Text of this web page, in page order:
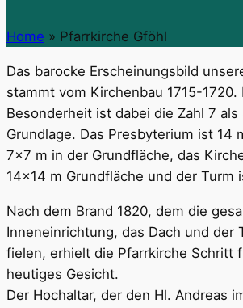
Home » Pfarrkirche Gföhl
Das barocke Erscheinungsbild
stammt vom Kirchenbau 1715-1720.
Besonderheit ist dabei die Zahl 7
Grundlage. Das Presbyterium ist 14
7x7 m in der Grundfläche, das
14x14 m Grundfläche und der Turm
Nach dem Brand 1820, dem die
Inneneinrichtung, das Dach und der
fielen, erhielt die Pfarrkirche Schritt
heutiges Gesicht.
Der Hochaltar, der den Hl. Andreas